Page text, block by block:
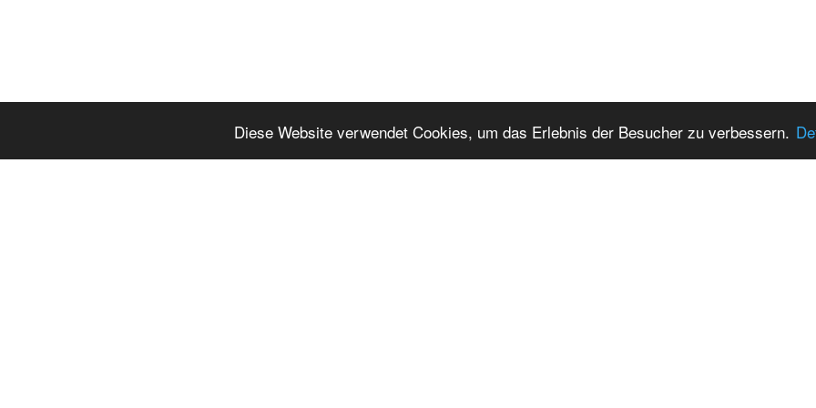
Diese Website verwendet Cookies, um das Erlebnis der Besucher zu verbessern.